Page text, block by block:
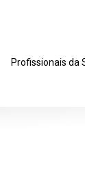
Profissionais da